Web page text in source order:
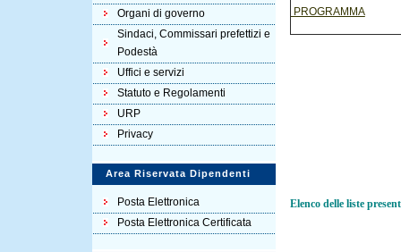
Organi di governo
Sindaci, Commissari prefettizi e
Podestà
Uffici e servizi
Statuto e Regolamenti
URP
Privacy
Area Riservata Dipendenti
Posta Elettronica
Posta Elettronica Certificata
PROGRAMMA
Elenco delle liste